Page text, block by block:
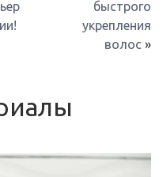
быстрого
укрепления
волос »